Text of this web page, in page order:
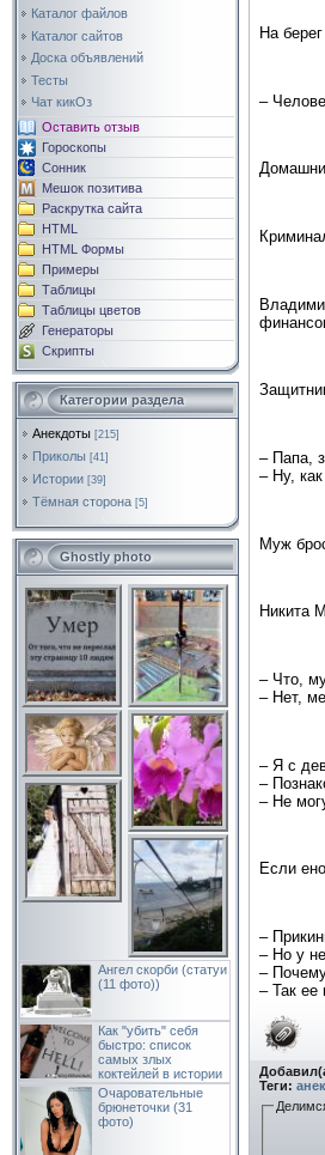
Каталог файлов
Каталог сайтов
Доска объявлений
Тесты
Чат кикОз
Оставить отзыв
Гороскопы
Сонник
Мешок позитива
Раскрутка сайта
HTML
HTML Формы
Примеры
Таблицы
Таблицы цветов
Генераторы
Скрипты
Категории раздела
Анекдоты [215]
Приколы [41]
Истории [39]
Тёмная сторона [5]
Ghostly photo
Ангел скорби (статуи
(11 фото))
Как "убить" себя
быстро: список
самых злых
коктейлей в истории
Очаровательные
брюнеточки (31
фото)
На
–
– Папа,
– Ну,
Муж
Никита
– Что,
– Нет,
– Я с
–
– Не
Если
–
– Но у
–
– Так
Теги: